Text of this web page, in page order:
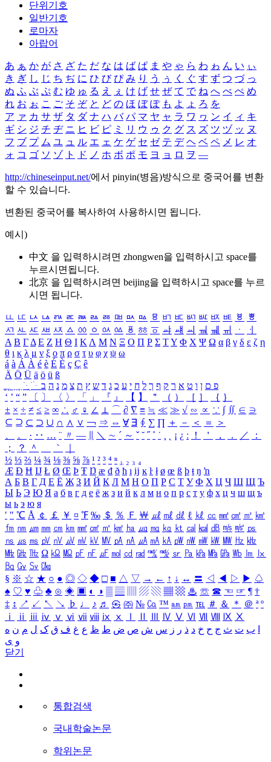
단위기호
일반기호
로마자
아랍어
あ ぁ か が さ ざ た だ な は ば ぱ ま や ゃ ら わ ゎ ん い ぃ
き ぎ し じ ち ぢ に ひ び ぴ み り う ぅ く ぐ す ず つ づ っ
ぬ ふ ぶ ぷ む ゆ ゅ る え ぇ け げ せ ぜ て で ね へ べ ぺ め
れ お ぉ こ ご そ ぞ と ど の ほ ぼ ぽ も よ ょ ろ を
ア ァ カ サ ザ タ ダ ナ ハ バ パ マ ヤ ャ ラ ワ ヮ ン イ ィ キ
ギ シ ジ チ ヂ ニ ヒ ビ ピ ミ リ ウ ゥ ク グ ス ズ ツ ヅ ッ ヌ
フ ブ プ ム ユ ュ ル エ ェ ケ ゲ セ ゼ テ デ ヘ ベ ペ メ レ オ
ォ コ ゴ ソ ゾ ト ド ノ ホ ボ ポ モ ヨ ョ ロ ヲ ―
http://chineseinput.net/에서 pinyin(병음)방식으로 중국어를 변환
할 수 있습니다.
변환된 중국어를 복사하여 사용하시면 됩니다.
예시)
中文 을 입력하시려면 zhongwen을 입력하시고 space를
누르시면됩니다.
北京 을 입력하시려면 beijing을 입력하시고 space를 누르
시면 됩니다.
ㅥ ㅦ ㅧ ㅨ ㅩ ㅪ ㅫ ㅬ ㅭ ㅮ ㅯ ㅰ ㅱ ㅲ ㅳ ㅴ ㅵ ㅶ ㅷ ㅸ
ㅹ
ㅺ ㅻ ㅼ ㅽ ㅾ ㅿ ㆀ ㆁ ㆂ ㆃ ㆄ ㆅ ㆆ ㆇ ㆈ ㆉ ㆊ ㆋ ㆌ ㆍ
ㆎ
Α Β ΓΔ Ε Ζ Η Θ Ι ΚΛ Μ Ν Ξ Ο Π Ρ Σ ΤΥ Φ Χ Ψ Ω α β γ δ ε ζ η
θ ι κ λ μ ν ξ ο π ρ σ τ υ φ χ ψ ω
á à Á À é è É È ç Ç ê
Ä Ö Ü ä ö ü ß
ִֶֹ ֻּ ׁׂ פ ם ן ו ט א ר ק ף ך ל ח י ע כ ג ד ש ץ ת צ מ נ ה ב
‘ ’ “ ” 〔 〕 〈 〉 「 」 『 』 【 】 ＂ （ ） ［ ］ ｛ ｝
± × ÷ ≠ ≤ ≥ ∞ ∴ ♂ ♀ ∠ ⊥ ⌒ ∂ ∇ ≡ ≒ ≪ ≫ √ ∽ ∝ ∵ ∫ ∬ ∈ ∋
⊆ ⊇ ⊂ ⊃ ∪ ∩ ∧ ∨ ￢ ⇒ ⇔ ∀ ∃ ∮ ∑ ∏ ＋ － ＜ ＝
＞
、
。 · ‥ … ¨ 〃 ― ＼ ∼ ´ ～ ˇ ˘ ˝ ˚ ˙ ¸ ¡ ¿ ː ！ ＇ ， ． ／
：
；
？ ＾ ｀
½ ⅓ ⅔ ¼ ¾ ⅛ ⅜ ⅝ ⅞ ¹ ² ³ ⁴ ⁿ ₁ ₂ ₃ ₄
Æ Ð Ħ Ĳ Ł Ø Œ Þ Ŧ Ŋ æ đ ð ħ ı ĳ ĸ ŀ ł ø œ ß þ ŧ ŋ ŉ
А Б В Г Д Е Ё Ж З И Й К Л М Н О П Р С Т У Ф Х Ц Ч Ш Щ Ъ
Ы Ь Э Ю Я а б в г д е ё ж з и й к л м н о п р с т у ф х ц ч ш щ ъ
ы ь э ю я
′ ″ ℃ Å ￠ ￡ ￥ ¤ ℉ ‰ ＄ ％ Ｆ ￦ ㎕ ㎖ ㎗ ℓ ㎘ ㏄ ㎣ ㎤ ㎥ ㎦
㎙ ㎚ ㎛ ㎜ ㎝ ㎞ ㎟ ㎠ ㎡ ㎢ ㏊ ㎍ ㎎ ㎏ ㏏ ㎈ ㎉ ㏈ ㎧ ㎨ ㎰
㎱ ㎲ ㎳ ㎴ ㎵ ㎶ ㎷ ㎸ ㎹ ㎀ ㎁ ㎂ ㎃ ㎄ ㎺ ㎻ ㎽ ㎾ ㎿ ㎐ ㎑
㎒ ㎓ ㎔ Ω ㏀ ㏁ ㎊ ㎋ ㎌ ㏖ ㏅ ㎭ ㎮ ㎯ ㏛ ㎩ ㎪ ㎫ ㎬ ㏝ ㏐
㏓
㏃ ㏉ ㏜ ㏆
§ ※ ☆ ★ ○ ● ◎ ◇ ◆ □ ■ △ ▽ → ← ↑ ↓ ↔ 〓 ◁ ◀ ▷ ▶ ♤
♠ ♡ ♥ ♧ ♣ ⊙ ◈ ▣ ◐ ◑ ▒ ▤ ▨ ▧ ▦ ▩ ♨ ☏ ☎ ☜ ☞ ¶ †
‡ ↕ ↗ ↙ ↖ ↘ ♭ ♩ ♪ ♬ ㉿ ㈜ № ㏇ ™ ㏂ ㏘ ℡ ＃ ＆ ＊ ＠ ª º
ⅰ
ⅱ ⅲ ⅳ ⅴ ⅵ ⅶ ⅷ ⅸ ⅹ Ⅳ Ⅴ Ⅵ Ⅶ Ⅷ Ⅸ Ⅹ
ب ت ث ج ح خ د ذ ر ز س ش ص ض ط ظ ع غ ف ق ک ل م ن ه
و ی
닫기
통합검색
국내학술논문
학위논문